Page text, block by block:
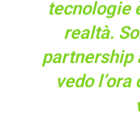
tecnologie
realtà.
partnership
vedo